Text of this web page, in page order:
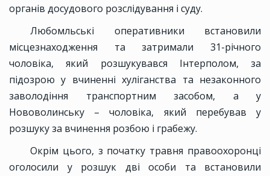
органів досудового розслідування і суду.
Любомльські оперативники встановили
місцезнаходження та затримали 31-річного
чоловіка, який розшукувався Інтерполом, за
підозрою у вчиненні хуліганства та незаконного
заволодіння транспортним засобом, а у
Нововолинську – чоловіка, який перебував у
розшуку за вчинення розбою і грабежу.
Окрім цього, з початку травня правоохоронці
оголосили у розшук дві особи та встановили